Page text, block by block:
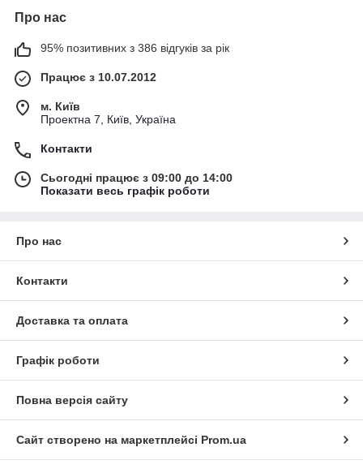
Про нас
95% позитивних з 386 відгуків за рік
Працює з 10.07.2012
м. Київ
Проектна 7, Київ, Україна
Контакти
Сьогодні працює з 09:00 до 14:00
Показати весь графік роботи
Про нас
Контакти
Доставка та оплата
Графік роботи
Повна версія сайту
Сайт створено на маркетплейсі Prom.ua